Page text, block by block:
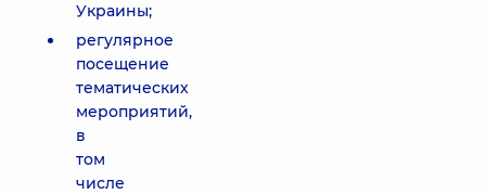
Украины;
регулярное
посещение
тематических
мероприятий,
в
том
числе